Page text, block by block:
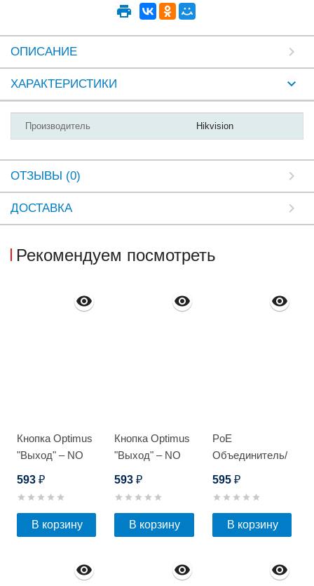
ОПИСАНИЕ
ХАРАКТЕРИСТИКИ
Производитель Hikvision
ОТЗЫВЫ (0)
ДОСТАВКА
Рекомендуем посмотреть
Кнопка Optimus
"Выход" – NO
593 ₽
В корзину
Кнопка Optimus
"Выход" – NO
593₽
В корзину
PoE
Объединитель/
595 ₽
В корзину